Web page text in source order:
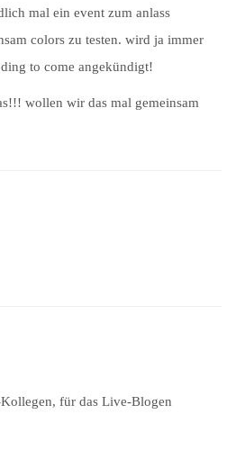
mal ein event zum anlass
colors zu testen. wird ja immer
to come angekündigt!
wollen wir das mal gemeinsam
für das Live-Blogen